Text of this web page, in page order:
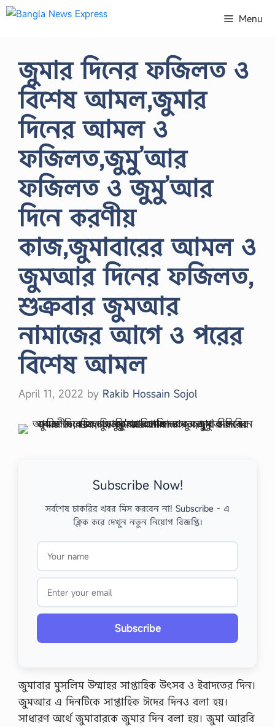
Skip
Menu
জুমার দিনের ফজিলত ও
বিশেষ আমল,জুমার
দিনের আমল ও
ফজিলত,জুমু’আর
ফজিলত ও জুমু’আর
দিনে করণীয়
কাজ,জুমাবারের আমল ও
জুমআর দিনের ফজিলত,
শুক্রবার জুমআর
নামাজের আগে ও পরের
বিশেষ আমল
April 11, 2022 by Rakib Hossain Sojol
Subscribe Now!
সর্বশেষ চাকরির খবর মিস করবেন না! Subscribe - এ
ক্লিক করে দেখুন নতুন নিয়োগ বিজ্ঞপ্তি।
Subscribe
জুমাবার মুসলিম উম্মাহর সাপ্তাহিক উৎসব ও ইবাদতের দিন।
জুমআর এ দিনটিকে সাপ্তাহিক ঈদের দিনও বলা হয়।
সাধারণ অর্থে জুমাবারকে জুমার দিন বলা হয়। জুমা আরবি